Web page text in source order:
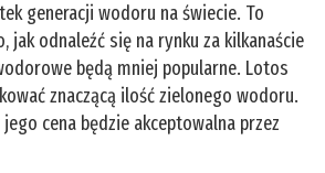
generacji wodoru na świecie. To
jak odnaleźć się na rynku za kilkanaście
będą mniej popularne. Lotos
znaczącą ilość zielonego wodoru.
cena będzie akceptowalna przez